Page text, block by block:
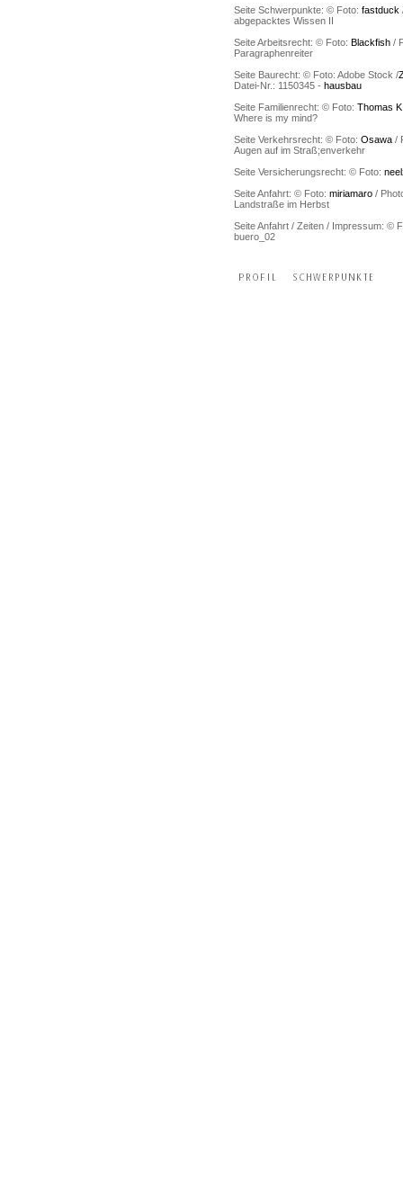
Seite Schwerpunkte: © Foto: fastduck
abgepacktes Wissen II
Seite Arbeitsrecht: © Foto: Blackfish /
Paragraphenreiter
Seite Baurecht: © Foto: Adobe Stock /
Datei-Nr.: 1150345 - hausbau
Seite Familienrecht: © Foto: Thomas
Where is my mind?
Seite Verkehrsrecht: © Foto: Osawa /
Augen auf im Straß;enverkehr
Seite Versicherungsrecht: © Foto:
Seite Anfahrt: © Foto: miriamaro /
Landstraße im Herbst
Seite Anfahrt / Zeiten / Impressum: ©
buero_02